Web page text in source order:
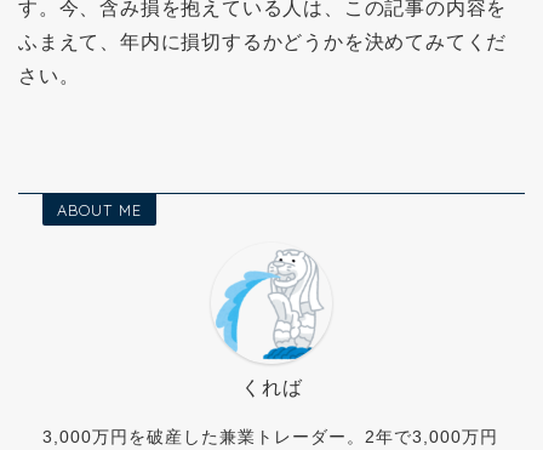
す。今、含み損を抱えている人は、この記事の内容を
ふまえて、年内に損切するかどうかを決めてみてくだ
さい。
ABOUT ME
くれば
3,000万円を破産した兼業トレーダー。2年で3,000万円